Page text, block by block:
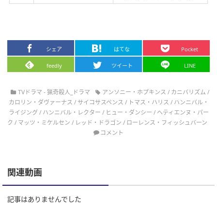
シェア はてな Pocket
feedly ツイート LINE
TVドラマ - 猟奇殺人_ドラマ アンソニー・ホプキンス / カニバリズム /
カロリン・ダヴァーナス / サイコサスペンス / トマス・ハリス / ハンニバル・
ライジング/ ハンニバル・レクター / ヒュー・ダンシー / ヘティエンヌ・パー
ク / マッツ・ミケルセン / レッド・ドラゴン / ローレンス・フィッシュバーン
コメント
関連動画
記事はありませんでした